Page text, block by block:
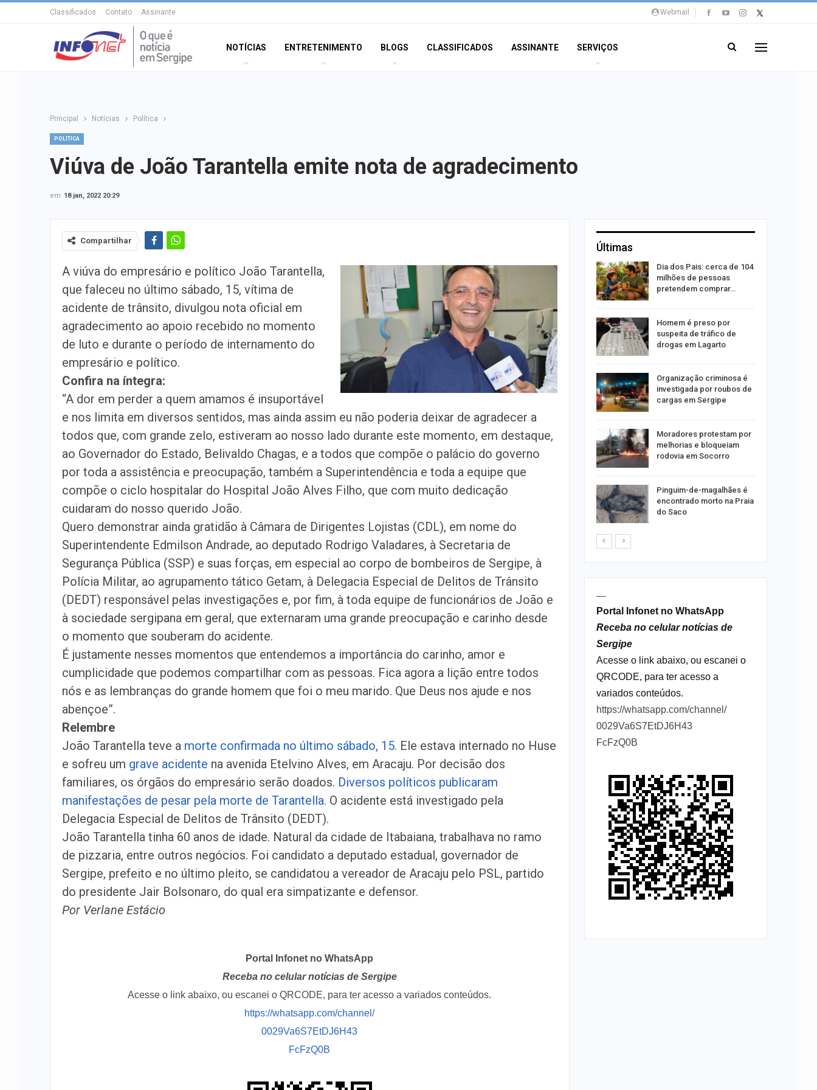
Webmail
Classificados Contato Assinante
NOTÍCIAS ENTRETENIMENTO BLOGS CLASSIFICADOS ASSINANTE SERVIÇOS
Principal Notícias Política
POLÍTICA
Viúva de João Tarantella emite nota de agradecimento
em 18 jan, 2022 20:29
Compartilhar
A viúva do empresário e político João Tarantella,
que faleceu no último sábado, 15, vítima de
acidente de trânsito, divulgou nota oficial em
agradecimento ao apoio recebido no momento
de luto e durante o período de internamento do
empresário e político.
Confira na íntegra:
“A dor em perder a quem amamos é insuportável
e nos limita em diversos sentidos, mas ainda assim eu não poderia deixar de agradecer a
todos que, com grande zelo, estiveram ao nosso lado durante este momento, em destaque,
ao Governador do Estado, Belivaldo Chagas, e a todos que compõe o palácio do governo
por toda a assistência e preocupação, também a Superintendência e toda a equipe que
compõe o ciclo hospitalar do Hospital João Alves Filho, que com muito dedicação
cuidaram do nosso querido João.
Quero demonstrar ainda gratidão à Câmara de Dirigentes Lojistas (CDL), em nome do
Superintendente Edmilson Andrade, ao deputado Rodrigo Valadares, à Secretaria de
Segurança Pública (SSP) e suas forças, em especial ao corpo de bombeiros de Sergipe, à
Polícia Militar, ao agrupamento tático Getam, à Delegacia Especial de Delitos de Trânsito
(DEDT) responsável pelas investigações e, por fim, à toda equipe de funcionários de João e
à sociedade sergipana em geral, que externaram uma grande preocupação e carinho desde
o momento que souberam do acidente.
É justamente nesses momentos que entendemos a importância do carinho, amor e
cumplicidade que podemos compartilhar com as pessoas. Fica agora a lição entre todos
nós e as lembranças do grande homem que foi o meu marido. Que Deus nos ajude e nos
abençoe”.
Relembre
João Tarantella teve a morte confirmada no último sábado, 15. Ele estava internado no Huse
e sofreu um grave acidente na avenida Etelvino Alves, em Aracaju. Por decisão dos
familiares, os órgãos do empresário serão doados. Diversos políticos publicaram
manifestações de pesar pela morte de Tarantella. O acidente está investigado pela
Delegacia Especial de Delitos de Trânsito (DEDT).
João Tarantella tinha 60 anos de idade. Natural da cidade de Itabaiana, trabalhava no ramo
de pizzaria, entre outros negócios. Foi candidato a deputado estadual, governador de
Sergipe, prefeito e no último pleito, se candidatou a vereador de Aracaju pelo PSL, partido
do presidente Jair Bolsonaro, do qual era simpatizante e defensor.
Por Verlane Estácio
Portal Infonet no WhatsApp
Receba no celular notícias de Sergipe
Acesse o link abaixo, ou escanei o QRCODE, para ter acesso a variados conteúdos.
https://whatsapp.com/channel/
0029Va6S7EtDJ6H43
FcFzQ0B
Últimas
Homem que ameaçou
matar a própria avó é
preso em Santo Amaro
Anvisa desmente boato
sobre presença de
plástico ou petróleo em…
CPI das Concessões
retoma trabalhos na
Homem é preso horas
após matar mulher a
facadas em Aquidabã
Ipesaúde amplia
em geral
Dia dos Pais: cerca de 104
milhões de pessoas
pretendem comprar…
Homem é preso por
suspeita de tráfico de
drogas em Lagarto
Organização criminosa é
investigada por roubos de
cargas em Sergipe
Moradores protestam por
melhorias e bloqueiam
rodovia em Socorro
Pinguim-de-magalhães é
encontrado morto na Praia
do Saco
----
Portal Infonet no WhatsApp
Receba no celular notícias de
Sergipe
Acesse o link abaixo, ou escanei o
QRCODE, para ter acesso a
variados conteúdos.
https://whatsapp.com/channel/
0029Va6S7EtDJ6H43
FcFzQ0B